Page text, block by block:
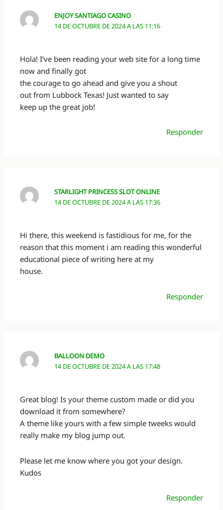
ENJOY SANTIAGO CASINO
14 DE OCTUBRE DE 2024 A LAS 11:16
Hola! I’ve been reading your web site for a long time
now and finally got
the courage to go ahead and give you a shout
out from Lubbock Texas! Just wanted to say
keep up the great job!
Responder
STARLIGHT PRINCESS SLOT ONLINE
14 DE OCTUBRE DE 2024 A LAS 17:36
Hi there, this weekend is fastidious for me, for the
reason that this moment i am reading this wonderful
educational piece of writing here at my
house.
Responder
BALLOON DEMO
14 DE OCTUBRE DE 2024 A LAS 17:48
Great blog! Is your theme custom made or did you
download it from somewhere?
A theme like yours with a few simple tweeks would
really make my blog jump out.
Please let me know where you got your design.
Kudos
Responder